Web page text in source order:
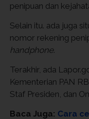
penipuan dan
Selain itu. ada juga
nomor rekening
handphone.
Terakhir, ada
Kementerian PAN
Staf Presiden, dan
Baca Juga: Cara